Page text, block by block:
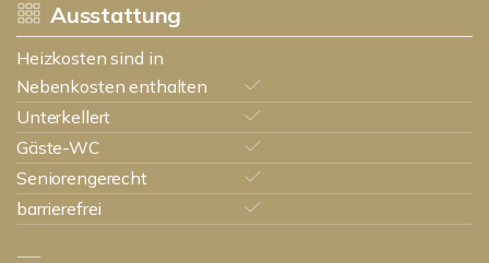
Ausstattung
Heizkosten sind in
Nebenkosten enthalten
Unterkellert
Gäste-WC
Seniorengerecht
barrierefrei